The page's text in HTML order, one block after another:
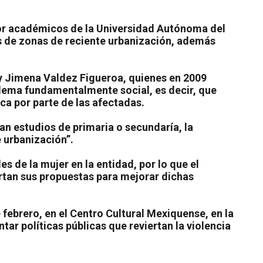
académicos de la Universidad Autónoma del
zonas de reciente urbanización, además
Valdez Figueroa, quienes en 2009
fundamentalmente social, es decir, que
por parte de las afectadas.
estudios de primaria o secundaría, la
de la mujer en la entidad, por lo que el
sus propuestas para mejorar dichas
en el Centro Cultural Mexiquense, en la
políticas públicas que reviertan la violencia